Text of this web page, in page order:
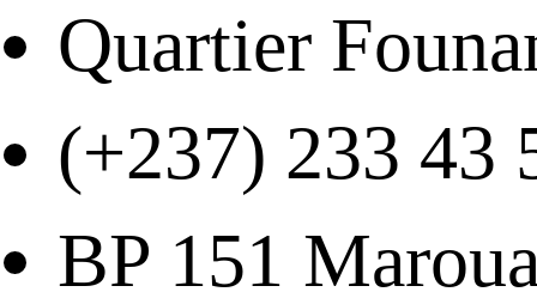
Quartier
(+237) 233 43
BP 151